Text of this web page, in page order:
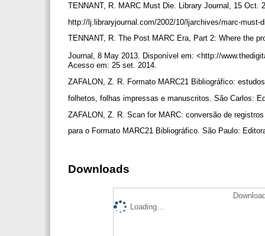
TENNANT, R. MARC Must Die. Library Journal, 15 Oct.
http://lj.libraryjournal.com/2002/10/ljarchives/marc-
TENNANT, R. The Post MARC Era, Part 2: Where the
Journal, 8 May 2013. Disponível em: <http://
Acesso em: 25 set. 2014.
ZAFALON, Z. R. Formato MARC21 Bibliográfico:
folhetos, folhas impressas e manuscritos. São Carlos:
ZAFALON, Z. R. Scan for MARC: conversão de
para o Formato MARC21 Bibliográfico. São Paulo:
Downloads
Loading...